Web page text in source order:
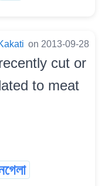
on 2013-09-28
cut or
to meat